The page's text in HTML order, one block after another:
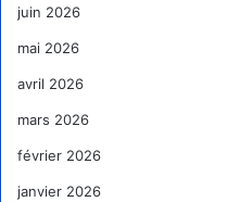
juin 2026
mai 2026
avril 2026
mars 2026
février 2026
janvier 2026